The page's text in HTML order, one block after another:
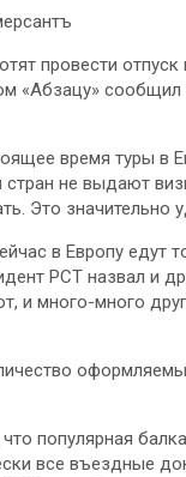
провести
«Абзацу»
время туры в
не выдают
Это значительно
в Европу едут
РСТ назвал и
и много-много
популярная
все въездные